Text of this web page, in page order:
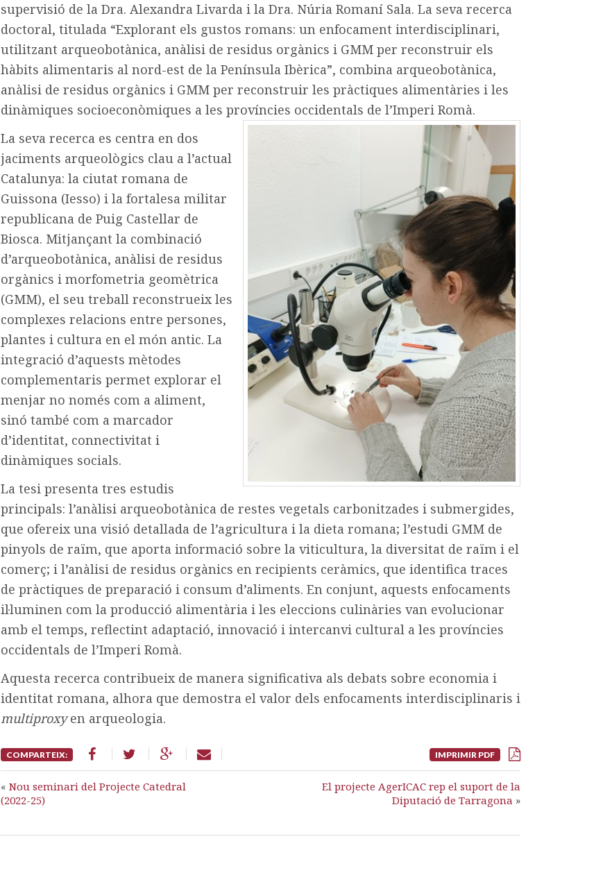
supervisió de la Dra. Alexandra Livarda i la Dra. Núria Romaní Sala. La seva recerca
doctoral, titulada “Explorant els gustos romans: un enfocament interdisciplinari,
utilitzant arqueobotànica, anàlisi de residus orgànics i GMM per reconstruir els
hàbits alimentaris al nord-est de la Península Ibèrica”, combina arqueobotànica,
anàlisi de residus orgànics i GMM per reconstruir les pràctiques alimentàries i les
dinàmiques socioeconòmiques a les províncies occidentals de l’Imperi Romà.
La seva recerca es centra en dos
jaciments arqueològics clau a l’actual
Catalunya: la ciutat romana de
Guissona (Iesso) i la fortalesa militar
republicana de Puig Castellar de
Biosca. Mitjançant la combinació
d’arqueobotànica, anàlisi de residus
orgànics i morfometria geomètrica
(GMM), el seu treball reconstrueix les
complexes relacions entre persones,
plantes i cultura en el món antic. La
integració d’aquests mètodes
complementaris permet explorar el
menjar no només com a aliment,
sinó també com a marcador
d’identitat, connectivitat i
dinàmiques socials.
La tesi presenta tres estudis
principals: l’anàlisi arqueobotànica de restes vegetals carbonitzades i submergides,
que ofereix una visió detallada de l’agricultura i la dieta romana; l’estudi GMM de
pinyols de raïm, que aporta informació sobre la viticultura, la diversitat de raïm i el
comerç; i l’anàlisi de residus orgànics en recipients ceràmics, que identifica traces
de pràctiques de preparació i consum d’aliments. En conjunt, aquests enfocaments
il·luminen com la producció alimentària i les eleccions culinàries van evolucionar
amb el temps, reflectint adaptació, innovació i intercanvi cultural a les províncies
occidentals de l’Imperi Romà.
Aquesta recerca contribueix de manera significativa als debats sobre economia i
identitat romana, alhora que demostra el valor dels enfocaments interdisciplinaris i
multiproxyen arqueologia.
COMPARTEIX: IMPRIMIR PDF
« Nou seminari del Projecte Catedral
(2022-25)
El projecte AgerICAC rep el suport de la
Diputació de Tarragona »